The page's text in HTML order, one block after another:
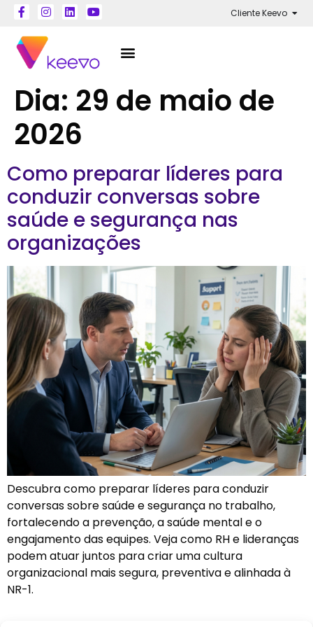
Cliente Keevo
Dia: 29 de maio de
2026
Como preparar líderes para
conduzir conversas sobre
saúde e segurança nas
organizações
Descubra como preparar líderes para conduzir
conversas sobre saúde e segurança no trabalho,
fortalecendo a prevenção, a saúde mental e o
engajamento das equipes. Veja como RH e lideranças
podem atuar juntos para criar uma cultura
organizacional mais segura, preventiva e alinhada à
NR-1.